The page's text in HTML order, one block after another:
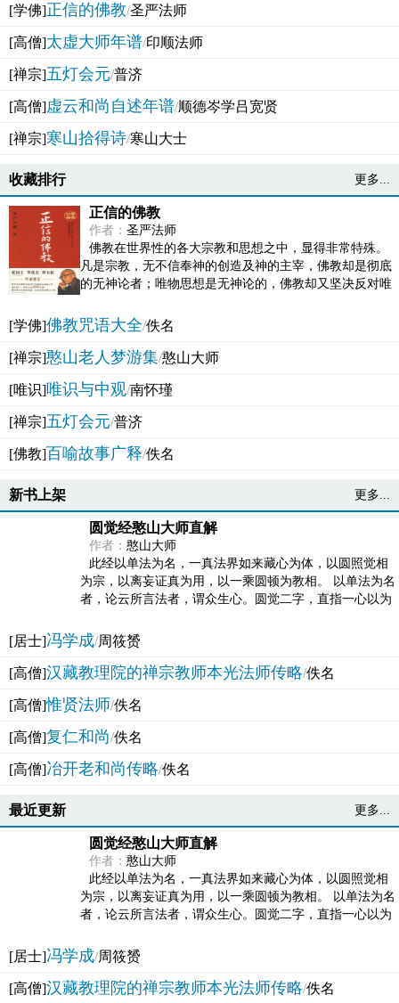
[学佛]正信的佛教/圣严法师
[高僧]太虚大师年谱/印顺法师
[禅宗]五灯会元/普济
[高僧]虚云和尚自述年谱/顺德岑学吕宽贤
[禅宗]寒山拾得诗/寒山大士
收藏排行 更多...
正信的佛教
作者： 圣严法师
佛教在世界性的各大宗教和思想之中，显得非常特殊。
凡是宗教，无不信奉神的创造及神的主宰，佛教却是彻底
的无神论者；唯物思想是无神论的，佛教却又坚决反对唯
[学佛]佛教咒语大全/佚名
[禅宗]憨山老人梦游集/憨山大师
[唯识]唯识与中观/南怀瑾
[禅宗]五灯会元/普济
[佛教]百喻故事广释/佚名
新书上架 更多...
圆觉经憨山大师直解
作者： 憨山大师
此经以单法为名，一真法界如来藏心为体，以圆照觉相
为宗，以离妄证真为用，以一乘圆顿为教相。 以单法为名
者，论云所言法者，谓众生心。圆觉二字，直指一心以为
[居士]冯学成/周筱赟
[高僧]汉藏教理院的禅宗教师本光法师传略/佚名
[高僧]惟贤法师/佚名
[高僧]复仁和尚/佚名
[高僧]冶开老和尚传略/佚名
最近更新 更多...
圆觉经憨山大师直解
作者： 憨山大师
此经以单法为名，一真法界如来藏心为体，以圆照觉相
为宗，以离妄证真为用，以一乘圆顿为教相。 以单法为名
者，论云所言法者，谓众生心。圆觉二字，直指一心以为
[居士]冯学成/周筱赟
[高僧]汉藏教理院的禅宗教师本光法师传略/佚名